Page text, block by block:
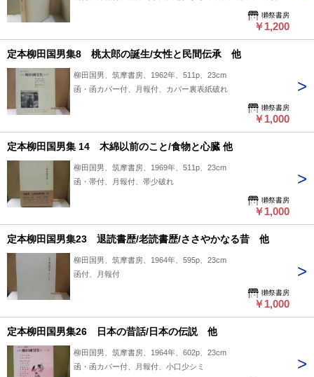
獺祭書房
￥1,200
定本柳田国男集8 桃太郎の誕生/女性と民間伝承 他
柳田国男、筑摩書房、1962年、511p、23cm
函・函カバー付、月報付、カバー裏表紙破れ
獺祭書房
￥1,000
定本柳田国男集 14 木綿以前のこと/食物と心臓 他
柳田国男、筑摩書房、1969年、511p、23cm
函・帯付、月報付、帯少破れ
獺祭書房
￥1,000
定本柳田国男集23 退読書歴/老読書歴/ささやかなる昔 他
柳田国男、筑摩書房、1964年、595p、23cm
函付、月報付
獺祭書房
￥1,000
定本柳田国男集26 日本の昔話/日本の伝説 他
柳田国男、筑摩書房、1964年、602p、23cm
函・函カバー付、月報付、小口少シミ